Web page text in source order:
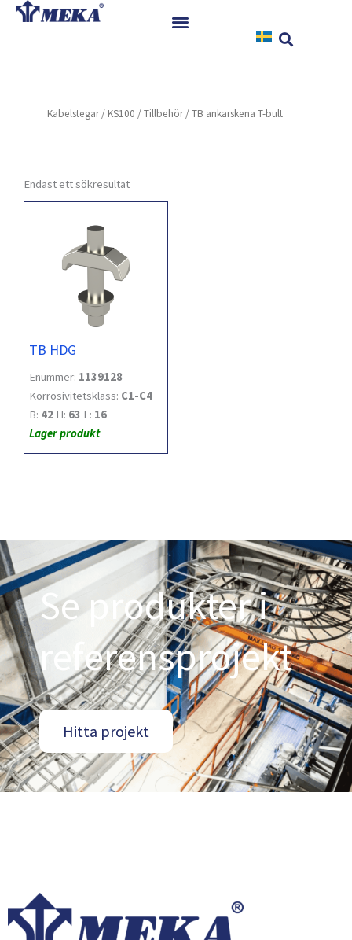
Hoppa
Referenser
Kabelstegar/ KS100 /Tillbehör/ TB ankarskena T-bult
Endast ett sökresultat
TB HDG
Enummer: 1139128
Korrosivitetsklass: C1-C4
B: 42 H: 63 L: 16
Lager produkt
Se produkter i
referensprojekt
Hitta projekt